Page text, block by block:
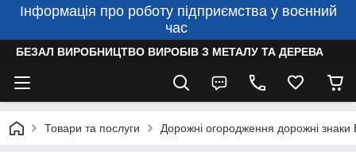
Інформація про роботу підприємства у воєнний
час
БЕЗАЛ ВИРОБНИЦТВО ВИРОБІВ З МЕТАЛУ ТА ДЕРЕВА
Товари та послуги Дорожні огородження дорожні знаки